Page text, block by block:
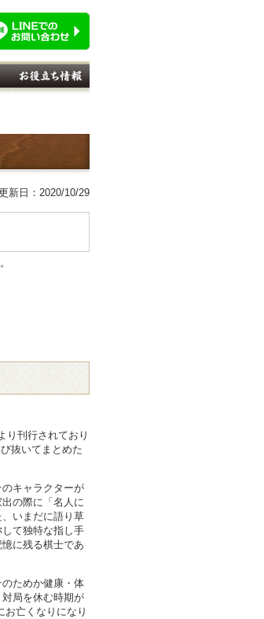
新日：2020/10/29
り刊行されており
抜いてまとめた
キャラクターが
の際に「名人に
いまだに語り草
て独特な指し手
に残る棋士であ
ためか健康・体
局を休む時期が
お亡くなりになり